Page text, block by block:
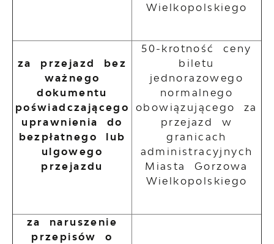
Wielkopolskiego
za przejazd bez
ważnego
dokumentu
poświadczającego
uprawnienia do
bezpłatnego lub
ulgowego
przejazdu
50-krotność ceny
biletu
jednorazowego
normalnego
obowiązującego za
przejazd w
granicach
administracyjnych
Miasta Gorzowa
Wielkopolskiego
za naruszenie
przepisów o